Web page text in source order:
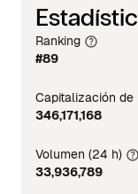
Ranking
#89
Capitalización de
346,171,168
Volumen (24 h)
33,936,789